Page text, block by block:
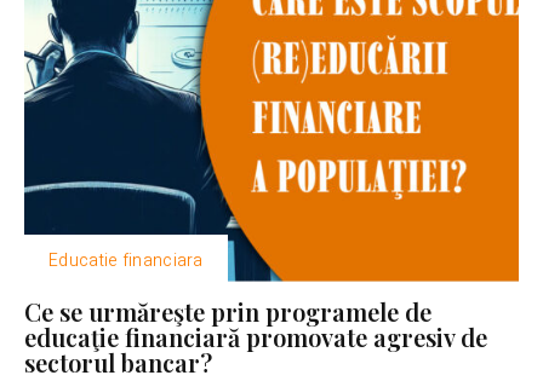
Educatie financiara
Ce se urmăreşte prin programele de
educaţie financiară promovate agresiv de
sectorul bancar?